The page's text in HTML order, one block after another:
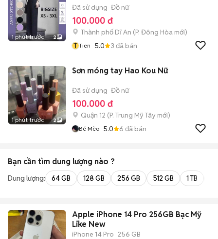
1 phút trước 2
Đã sử dụng Đồ nữ
100.000 đ
Thành phố Dĩ An (P. Đông Hòa mới)
T Tien 5.0 3 đã bán
1 phút trước 2
Sơn móng tay Hao Kou Nữ
Đã sử dụng Đồ nữ
100.000 đ
Quận 12 (P. Trung Mỹ Tây mới)
Bé Mèo 5.0 6 đã bán
Bạn cần tìm dung lượng nào ?
Dung lượng: 64 GB 128 GB 256 GB 512 GB 1 TB
Apple iPhone 14 Pro 256GB Bạc Mỹ
Like New
iPhone 14 Pro 256 GB